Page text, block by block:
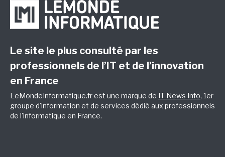
Le site le plus consulté par les
professionnels de l’IT et de l’innovation
en France
LeMondeInformatique.fr est une marque de IT News Info, 1er
groupe d'information et de services dédié aux professionnels
de l'informatique en France.